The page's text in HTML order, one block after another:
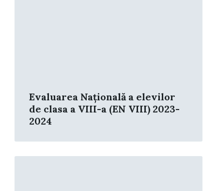
Evaluarea Națională a elevilor
de clasa a VIII-a (EN VIII) 2023-
2024
Read